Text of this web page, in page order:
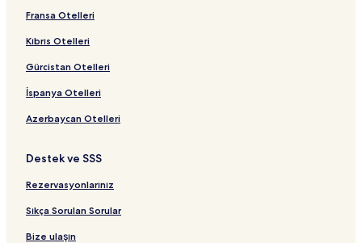
Yılanlı Sütun yakınındaki oteller
Fransa Otelleri
Kıbrıs Otelleri
Gürcistan Otelleri
İspanya Otelleri
Azerbaycan Otelleri
Destek ve SSS
Rezervasyonlarınız
Sıkça Sorulan Sorular
Bize ulaşın